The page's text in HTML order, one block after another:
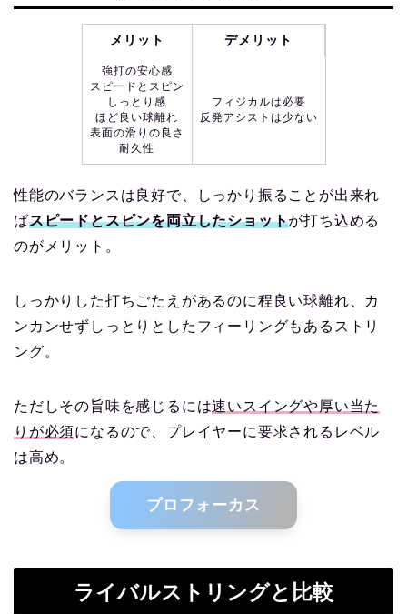
メリット デメリット
強打の安心感
スピードとスピン
しっとり感
ほど良い球離れ
表面の滑りの良さ
耐久性
フィジカルは必要
反発アシストは少ない
性能のバランスは良好で、しっかり振ることが出来れ
ばスピードとスピンを両立したショットが打ち込める
のがメリット。
しっかりした打ちごたえがあるのに程良い球離れ、カ
ンカンせずしっとりとしたフィーリングもあるストリ
ング。
ただしその旨味を感じるには速いスイングや厚い当た
りが必須になるので、プレイヤーに要求されるレベル
は高め。
プロフォーカス
ライバルストリングと比較